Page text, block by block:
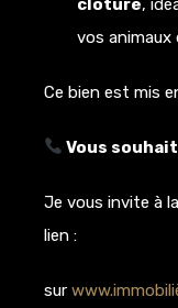
clôturé,
vos animaux
Ce bien est mis
Vous
Je vous invite à
lien :
sur